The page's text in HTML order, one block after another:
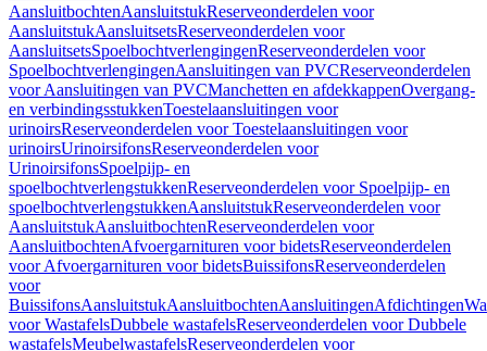
AansluitbochtenAansluitstukReserveonderdelen voor
AansluitstukAansluitsetsReserveonderdelen voor
AansluitsetsSpoelbochtverlengingenReserveonderdelen voor
SpoelbochtverlengingenAansluitingen van PVCReserveonderdelen
voor Aansluitingen van PVCManchetten en afdekkappenOvergang-
en verbindingsstukkenToestelaansluitingen voor
urinoirsReserveonderdelen voor Toestelaansluitingen voor
urinoirsUrinoirsifonsReserveonderdelen voor
UrinoirsifonsSpoelpijp- en
spoelbochtverlengstukkenReserveonderdelen voor Spoelpijp- en
spoelbochtverlengstukkenAansluitstukReserveonderdelen voor
AansluitstukAansluitbochtenReserveonderdelen voor
AansluitbochtenAfvoergarnituren voor bidetsReserveonderdelen
voor Afvoergarnituren voor bidetsBuissifonsReserveonderdelen
voor
BuissifonsAansluitstukAansluitbochtenAansluitingenAfdichtingen
voor WastafelsDubbele wastafelsReserveonderdelen voor Dubbele
wastafelsMeubelwastafelsReserveonderdelen voor